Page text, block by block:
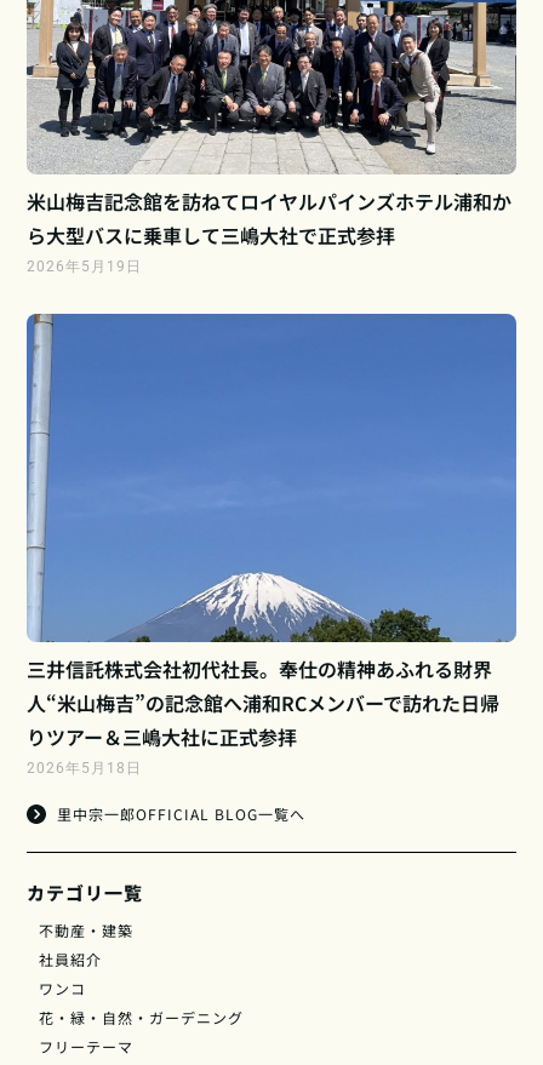
米山梅吉記念館を訪ねてロイヤルパインズホテル浦和か
ら大型バスに乗車して三嶋大社で正式参拝
2026年5月19日
三井信託株式会社初代社長。奉仕の精神あふれる財界
人“米山梅吉”の記念館へ浦和RCメンバーで訪れた日帰
りツアー＆三嶋大社に正式参拝
2026年5月18日
里中宗一郎OFFICIAL BLOG一覧へ
カテゴリ一覧
不動産・建築
社員紹介
ワンコ
花・緑・自然・ガーデニング
フリーテーマ